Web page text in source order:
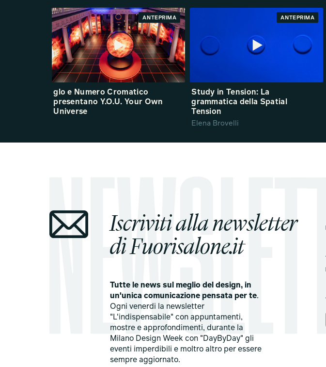
ANTEPRIMA
glo e Numero Cromatico
presentano Y.O.U. Your Own
Universe
ANTEPRIMA
Study in Tension: La
grammatica della Spatial
Tension
Elena Brovelli
Iscriviti alla newsletter
di Fuorisalone.it
Tutte le news sul meglio del design, in
un'unica comunicazione pensata per te.
Ogni venerdi la newsletter
"L'indispensabile" con appuntamenti,
mostre e approfondimenti, durante la
Milano Design Week con "DayByDay" gli
eventi imperdibili e moltro altro per essere
sempre aggiornato.